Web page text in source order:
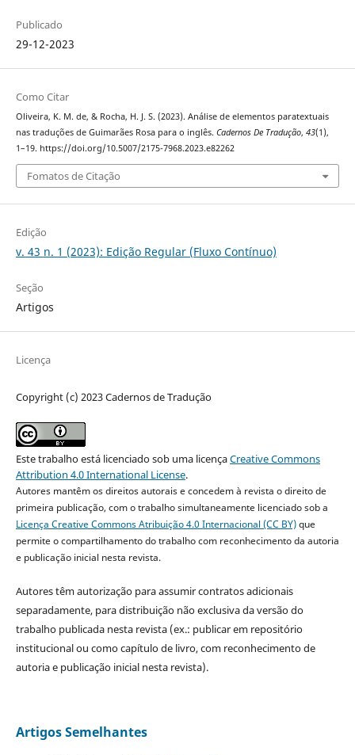
Publicado
29-12-2023
Como Citar
Oliveira, K. M. de, & Rocha, H. J. S. (2023). Análise de elementos paratextuais
nas traduções de Guimarães Rosa para o inglês. Cadernos De Tradução, 43(1),
1–19. https://doi.org/10.5007/2175-7968.2023.e82262
Fomatos de Citação
Edição
v. 43 n. 1 (2023): Edição Regular (Fluxo Contínuo)
Seção
Artigos
Licença
Copyright (c) 2023 Cadernos de Tradução
Este trabalho está licenciado sob uma licençaCreative Commons
Attribution 4.0 International License.
Autores mantêm os direitos autorais e concedem à revista o direito de
primeira publicação, com o trabalho simultaneamente licenciado sob a
Licença Creative Commons Atribuição 4.0 Internacional (CC BY)que
permite o compartilhamento do trabalho com reconhecimento da autoria
e publicação inicial nesta revista.
Autores têm autorização para assumir contratos adicionais
separadamente, para distribuição não exclusiva da versão do
trabalho publicada nesta revista (ex.: publicar em repositório
institucional ou como capítulo de livro, com reconhecimento de
autoria e publicação inicial nesta revista).
Artigos Semelhantes